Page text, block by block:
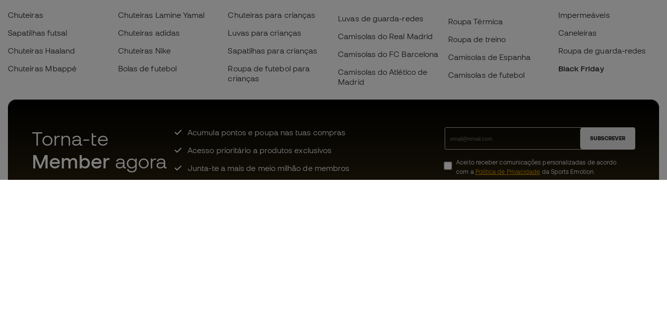
Chuteiras
Sapatilhas futsal
Chuteiras Haaland
Chuteiras Mbappé
Chuteiras Lamine Yamal
Chuteiras adidas
Chuteiras Nike
Bolas de futebol
Chuteiras para crianças
Luvas para crianças
Sapatilhas para crianças
Roupa de futebol para
crianças
Luvas de guarda-redes
Camisolas do Real Madrid
Camisolas do FC Barcelona
Camisolas do Atlético de
Madrid
Roupa Térmica
Roupa de treino
Camisolas de Espanha
Camisolas de futebol
Impermeáveis
Caneleiras
Roupa de guarda-redes
Black Friday
Torna-te
Member agora
Acumula pontos e poupa nas tuas compras
Acesso prioritário a produtos exclusivos
Junta-te a mais de meio milhão de membros
SUBSCREVER
Aceito receber comunicações personalizadas de acordo
com a Política de Privacidade da Sports Emotion.